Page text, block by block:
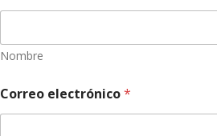
Nombre
Correo electrónico*